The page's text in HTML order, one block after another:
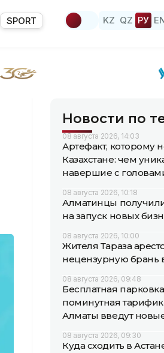
SPORT KZ QZ РУ
Новости по
08 августа 2026, 14:03
Артефакт, которому
Казахстане: чем
навершие с
08 августа 2026, 10:18
Алматинцы
на запуск новых
08 августа 2026, 10:00
Жителя Тараза
нецензурную брань
08 августа 2026, 09:48
Бесплатная
поминутная
Алматы введут
08 августа 2026, 09:30
Куда сходить в